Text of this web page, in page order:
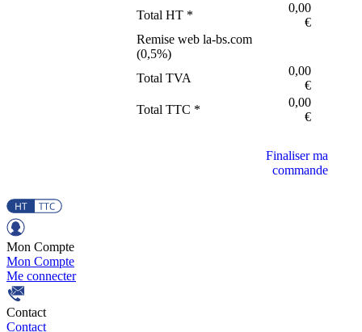
Total HT *
0,00
€
Remise web la-bs.com
(0,5%)
Total TVA
0,00
€
Total TTC *
0,00
€
Finaliser ma
commande
Mon Compte
Mon Compte
Me connecter
Contact
Contact